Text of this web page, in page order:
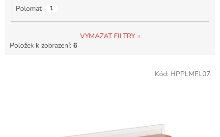
Polomat 1
VYMAZAT FILTRY
Položek k zobrazení: 6
Kód: HPPLMEL07